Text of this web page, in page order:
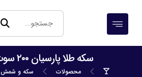
سکه طلا پارسیان ۲۰۰ سوت پارسس
محصولات سکه و شمش